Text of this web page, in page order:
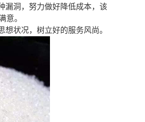
漏洞，努力做好降低成本，该
意。
想状况，树立好的服务风尚。